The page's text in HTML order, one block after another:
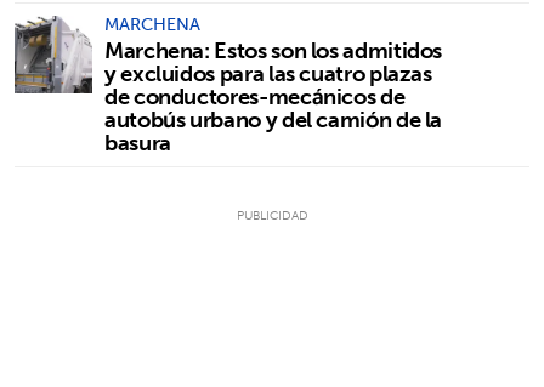
MARCHENA
Marchena: Estos son los admitidos
y excluidos para las cuatro plazas
de conductores-mecánicos de
autobús urbano y del camión de la
basura